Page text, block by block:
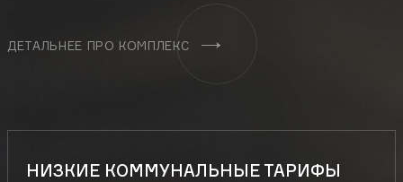
ДЕТАЛЬНЕЕ ПРО КОМПЛЕКС
НИЗКИЕ КОММУНАЛЬНЫЕ ТАРИФЫ